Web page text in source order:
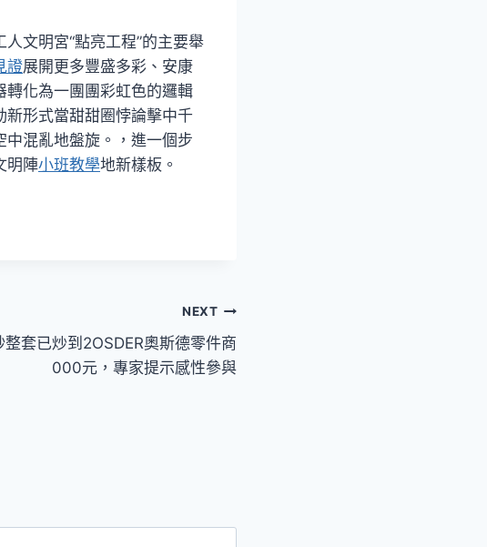
文明宮“點亮工程”的主要舉
證展開更多豐盛多彩、安康
化為一團團彩虹色的邏輯
形式當甜甜圈悖論擊中千
中混亂地盤旋。，進一個步
明陣小班教學地新樣板。
NEXT
套已炒到2OSDER奧斯德零件商
000元，專家提示感性參與